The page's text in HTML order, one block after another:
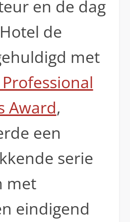
en de dag
de
met
Award,
een
serie
met
eindigend